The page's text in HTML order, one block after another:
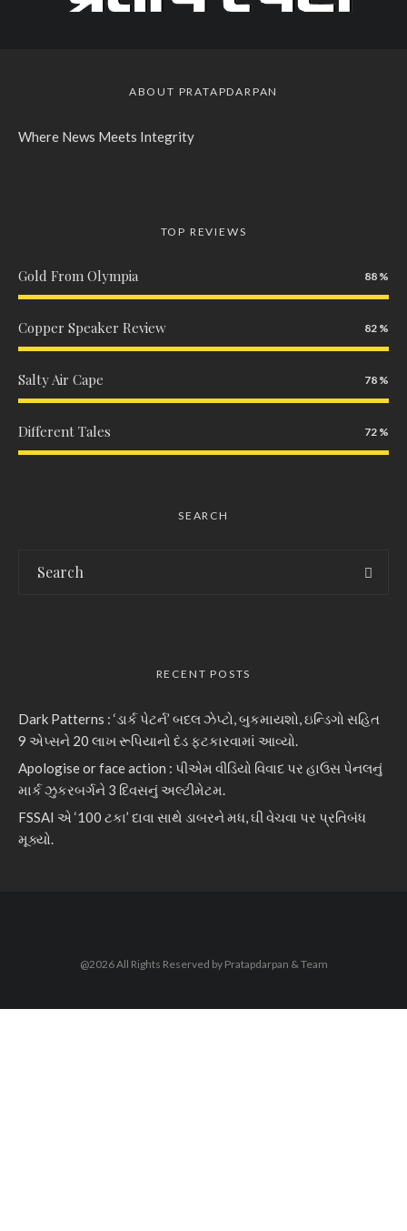
ABOUT PRATAPDARPAN
Where News Meets Integrity
TOP REVIEWS
Gold From Olympia 88
Copper Speaker Review 82
Salty Air Cape 78
Different Tales 72
SEARCH
RECENT POSTS
Dark Patterns : ‘ડાર્ક પેટર્ન’ બદલ ઝેપ્ટો, બુકમાયશો, ઇન્ડિગો સહિત
9 એપ્સને 20 લાખ રૂપિયાનો દંડ ફટકારવામાં આવ્યો.
Apologise or face action : પીએમ વીડિયો વિવાદ પર હાઉસ પેનલનું
માર્ક ઝુકરબર્ગને 3 દિવસનું અલ્ટીમેટમ.
FSSAI એ ‘100 ટકા’ દાવા સાથે ડાબરને મધ, ઘી વેચવા પર પ્રતિબંધ
મૂક્યો.
@2026 All Rights Reserved by Pratapdarpan & Team